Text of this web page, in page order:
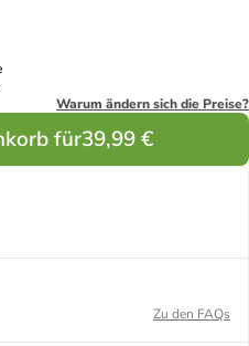
Warum ändern sich die Preise?
für39,99 €
Zu den FAQs